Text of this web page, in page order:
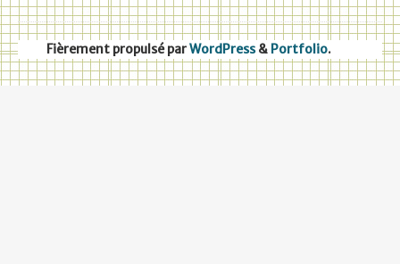
Fièrement propulsé parWordPress& Portfolio.